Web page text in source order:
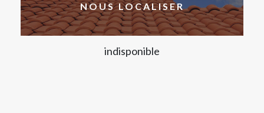
NOUS LOCALISER
indisponible